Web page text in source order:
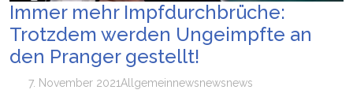
Immer mehr Impfdurchbrüche:
Trotzdem werden Ungeimpfte an
den Pranger gestellt!
7. November 2021Allgemeinnewsnewsnews